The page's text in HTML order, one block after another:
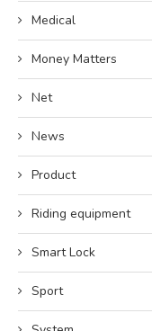
Medical
Money Matters
Net
News
Product
Riding equipment
Smart Lock
Sport